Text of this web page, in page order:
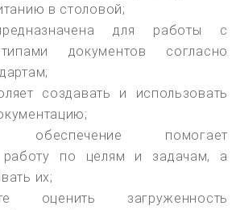
в столовой;
для работы с
документов согласно
создавать и использовать
обеспечение помогает
работу по целям и задачам, а
их;
оценить загруженность